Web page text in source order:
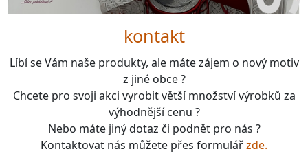
kontakt
Líbí se Vám naše produkty, ale máte zájem o nový motiv
z jiné obce ?
Chcete pro svoji akci vyrobit větší množství výrobků za
výhodnější cenu ?
Nebo máte jiný dotaz či podnět pro nás ?
Kontaktovat nás můžete přes formulářzde.